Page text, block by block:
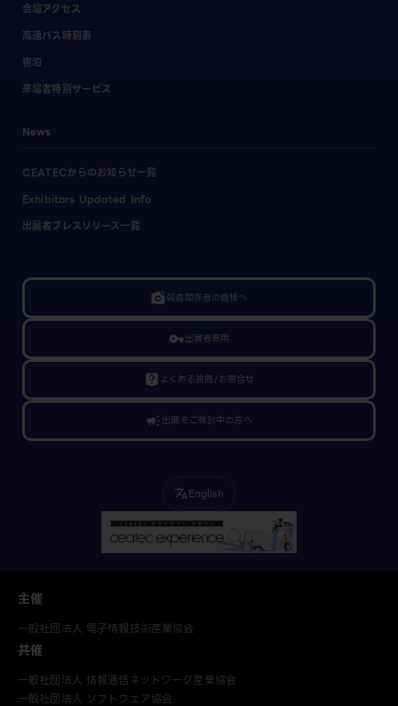
会場アクセス
高速バス時刻表
宿泊
来場者特別サービス
News
CEATECからのお知らせ一覧
Exhibitors Updated Info
出展者プレスリリース一覧
linked_camera報道関係者の皆様へ
vpn_key出展者専用
live_help よくある質問/お問合せ
campaign出展をご検討中の方へ
translateEnglish
主催
一般社団法人 電子情報技術産業協会
共催
一般社団法人 情報通信ネットワーク産業協会
一般社団法人 ソフトウェア協会